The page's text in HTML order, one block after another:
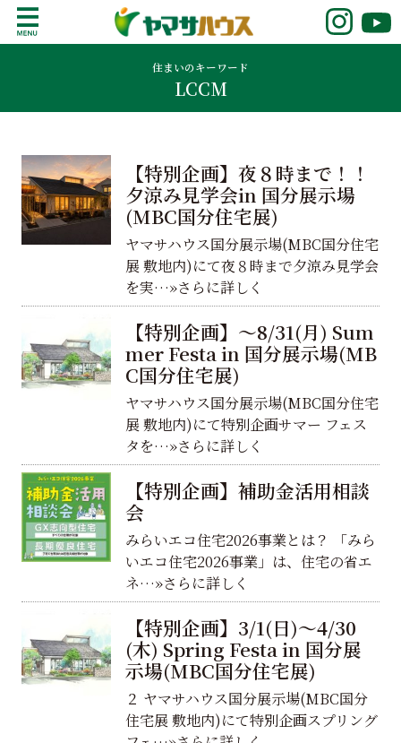
o
鹿児島で注文住宅ならヤマサハウス
新築の注文住宅や建売モデルハウスをお探し
の方はこちら。鹿児島県内で11年連続ナンバ
ーワンの実績を誇る、絆の家でおなじみの
ヤマサハウス。展示場情報や家づくりのこだ
住まいのキーワード
LCCM
【特別企画】夜８時まで！！
夕涼み見学会in 国分展示場
(MBC国分住宅展)
ヤマサハウス国分展示場(MBC国分住宅
展 敷地内)にて夜８時まで夕涼み見学会
を実…»さらに詳しく
【特別企画】～8/31(月) Sum
mer Festa in 国分展示場(MB
C国分住宅展)
ヤマサハウス国分展示場(MBC国分住宅
展 敷地内)にて特別企画サマー フェス
タを…»さらに詳しく
【特別企画】補助金活用相談
会
みらいエコ住宅2026事業とは？ 「みら
いエコ住宅2026事業」は、住宅の省エ
ネ…»さらに詳しく
【特別企画】3/1(日)～4/30
(木) Spring Festa in 国分展
示場(MBC国分住宅展)
２ ヤマサハウス国分展示場(MBC国分
住宅展 敷地内)にて特別企画スプリング